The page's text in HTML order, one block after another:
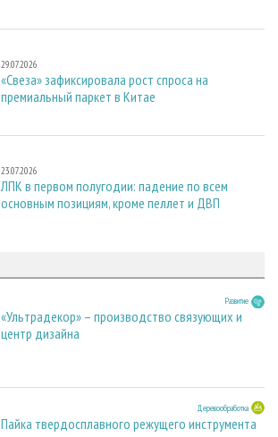
29.07.2026
«Свеза» зафиксировала рост спроса на
премиальный паркет в Китае
23.07.2026
ЛПК в первом полугодии: падение по всем
основным позициям, кроме пеллет и ДВП
Развитие
«Ультрадекор» – производство связующих и
центр дизайна
Деревообработка
Пайка твердосплавного режущего инструмента